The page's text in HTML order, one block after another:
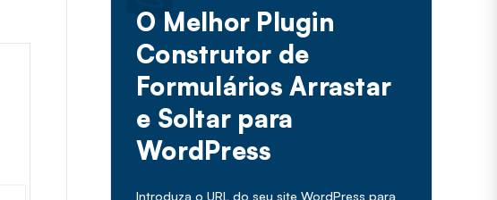
O Melhor Plugin
Construtor de
Formulários Arrastar
e Soltar para
WordPress
Introduza o URL do seu site WordPress para